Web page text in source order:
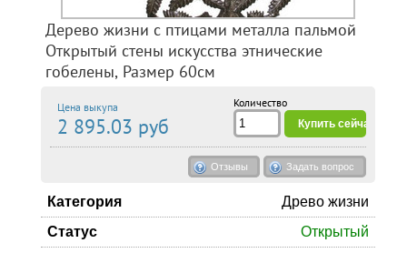
Дерево жизни с птицами металла пальмой
Открытый стены искусства этнические
гобелены, Размер 60см
Цена выкупа
2 895.03 руб
Количество
Отзывы Задать вопрос
Категория
Древо жизни
Статус
Открытый